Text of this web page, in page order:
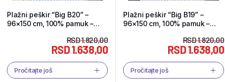
Plažni peškir “Big B20” –
96×150 cm, 100% pamuk –
RSD1.820,00
RSD1.638,00
Pročitajte još
Plažni peškir “Big B19” –
96×150 cm, 100% pamuk –
RSD1.820,00
RSD1.638,00
Pročitajte još